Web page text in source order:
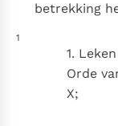
betrekking
1
1.
Orde
X;